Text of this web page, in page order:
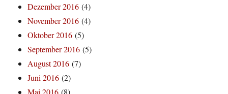
Dezember 2016 (4)
November 2016 (4)
Oktober 2016 (5)
September 2016 (5)
August 2016 (7)
Juni 2016 (2)
Mai 2016 (8)